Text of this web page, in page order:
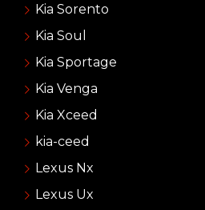
Kia Sorento
Kia Soul
Kia Sportage
Kia Venga
Kia Xceed
kia-ceed
Lexus Nx
Lexus Ux